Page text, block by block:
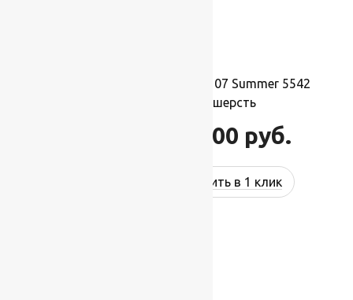
Ковер шерстяной Прямой 107 Summer 5542
3,00×4,00 м, 100% шерсть
132 000 руб.
Купить в 1 клик